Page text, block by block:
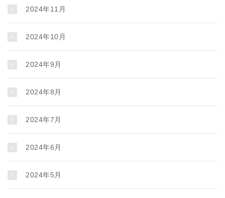
2024年11月
2024年10月
2024年9月
2024年8月
2024年7月
2024年6月
2024年5月